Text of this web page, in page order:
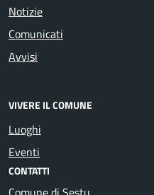
Notizie
Comunicati
Avvisi
VIVERE IL COMUNE
Luoghi
Eventi
CONTATTI